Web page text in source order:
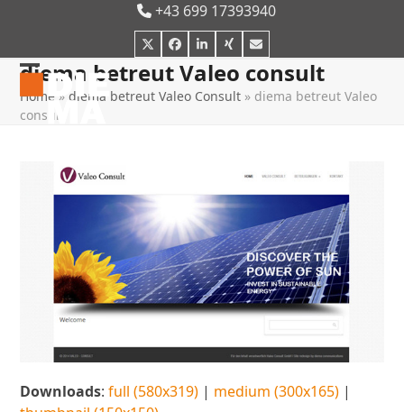
content
+43 699 17393940
TwitterFacebook
LinkedIn
XingE-
Mail
Open
mobile
Close
mobile
diema betreut Valeo consult
Home »diema betreut Valeo Consult » diema betreut Valeo
consult
Downloads:full (580x319) | medium (300x165) |